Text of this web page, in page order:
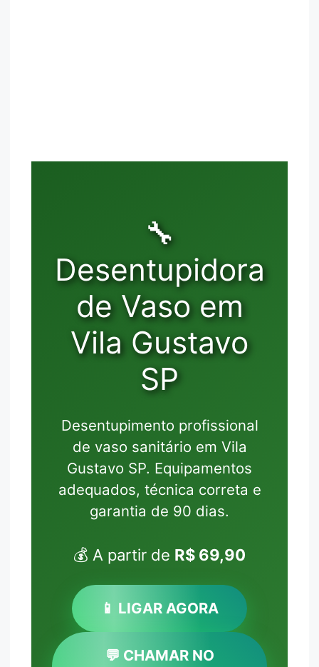
🔧
Desentupidora
de Vaso em
Vila Gustavo
SP
Desentupimento profissional
de vaso sanitário em Vila
Gustavo SP. Equipamentos
adequados, técnica correta e
garantia de 90 dias.
💰 A partir de R$ 69,90
📱 LIGAR AGORA
💬 CHAMAR NO